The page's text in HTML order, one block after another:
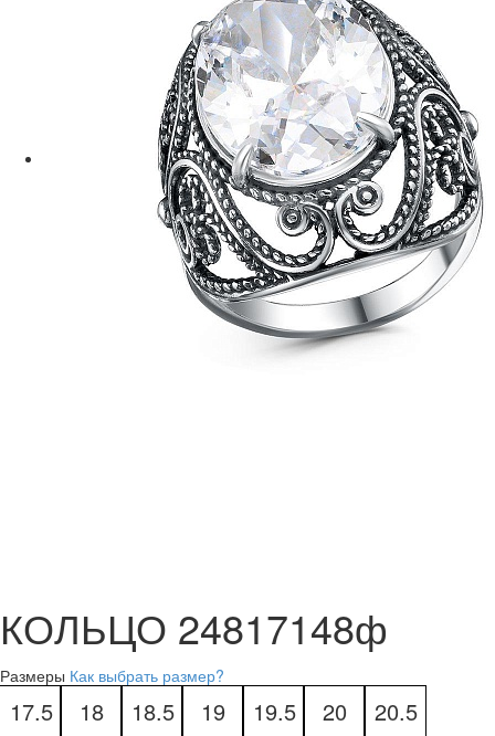
КОЛЬЦО 24817148ф
Размеры Как выбрать размер?
17.5 18 18.5 19 19.5 20 20.5